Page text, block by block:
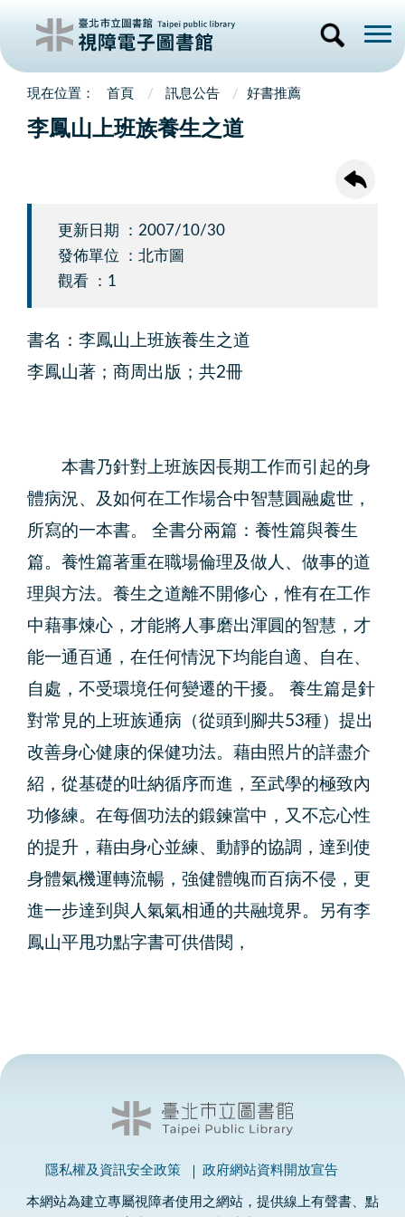
首頁 訊息公告 好書推薦
李鳳山上班族養生之道
更新日期 ：2007/10/30
發佈單位 ：北市圖
觀看 ：1
書名：李鳳山上班族養生之道
李鳳山著；商周出版；共2冊
本書乃針對上班族因長期工作而引起的身
體病況、及如何在工作場合中智慧圓融處世，
所寫的一本書。 全書分兩篇：養性篇與養生
篇。養性篇著重在職場倫理及做人、做事的道
理與方法。養生之道離不開修心，惟有在工作
中藉事煉心，才能將人事磨出渾圓的智慧，才
能一通百通，在任何情況下均能自適、自在、
自處，不受環境任何變遷的干擾。 養生篇是針
對常見的上班族通病（從頭到腳共53種）提出
改善身心健康的保健功法。藉由照片的詳盡介
紹，從基礎的吐納循序而進，至武學的極致內
功修練。在每個功法的鍛鍊當中，又不忘心性
的提升，藉由身心並練、動靜的協調，達到使
身體氣機運轉流暢，強健體魄而百病不侵，更
進一步達到與人氣氣相通的共融境界。另有李
鳳山平甩功點字書可供借閱，
隱私權及資訊安全政策 政府網站資料開放宣告
本網站為建立專屬視障者使用之網站，提供線上有聲書、點